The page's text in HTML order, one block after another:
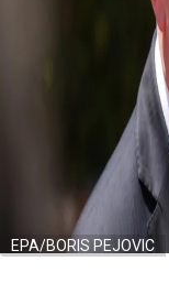
EPA/BORIS PEJOVIC